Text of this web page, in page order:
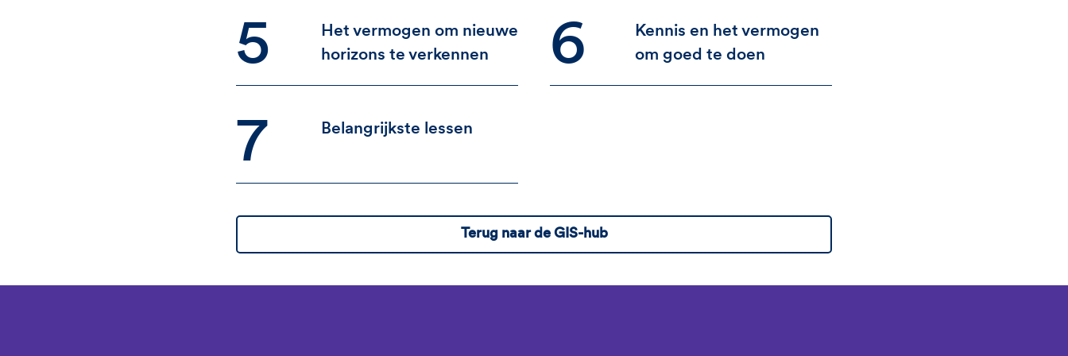
5
Het vermogen om nieuwe
horizons te verkennen
6
Kennis en het vermogen
om goed te doen
7 Belangrijkste lessen
Terug naar de GIS-hub